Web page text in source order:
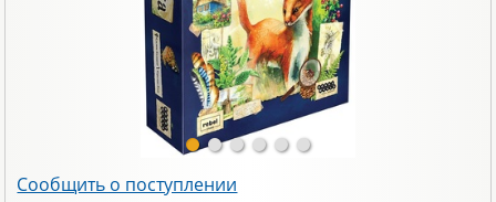
Сообщить о поступлении